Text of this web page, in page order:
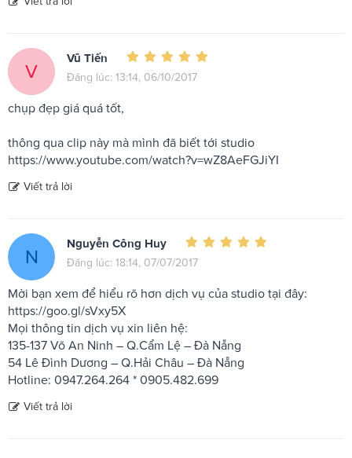
V
Vũ Tiến
Đăng lúc: 13:14, 06/10/2017
chụp đẹp giá quá tốt,
thông qua clip này mà mình đã biết tới studio
https://www.youtube.com/watch?v=wZ8AeFGJiYI
Viết trả lời
N
Nguyễn Công Huy
Đăng lúc: 18:14, 07/07/2017
Mời bạn xem để hiểu rõ hơn dịch vụ của studio tại đây:
https://goo.gl/sVxy5X
Mọi thông tin dịch vụ xin liên hệ:
135-137 Võ An Ninh – Q.Cẩm Lệ – Đà Nẵng
54 Lê Đình Dương – Q.Hải Châu – Đà Nẵng
Hotline: 0947.264.264 * 0905.482.699
Viết trả lời